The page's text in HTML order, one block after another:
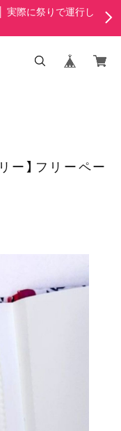
実際に祭りで運行し
】フリーペー